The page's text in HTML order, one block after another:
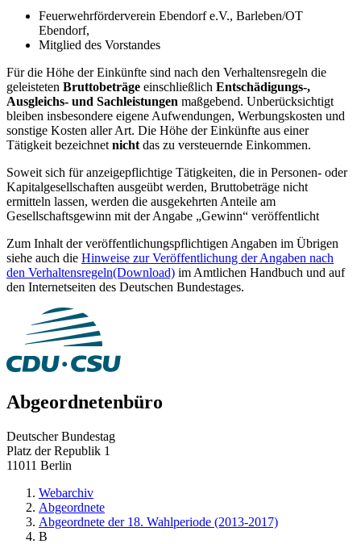
Feuerwehrförderverein Ebendorf e.V., Barleben/OT
Ebendorf,
Mitglied des Vorstandes
Für die Höhe der Einkünfte sind nach den Verhaltensregeln die
geleisteten Bruttobeträge einschließlich Entschädigungs-,
Ausgleichs- und Sachleistungen maßgebend. Unberücksichtigt
bleiben insbesondere eigene Aufwendungen, Werbungskosten und
sonstige Kosten aller Art. Die Höhe der Einkünfte aus einer
Tätigkeit bezeichnet nicht das zu versteuernde Einkommen.
Soweit sich für anzeigepflichtige Tätigkeiten, die in Personen- oder
Kapitalgesellschaften ausgeübt werden, Bruttobeträge nicht
ermitteln lassen, werden die ausgekehrten Anteile am
Gesellschaftsgewinn mit der Angabe „Gewinn“ veröffentlicht
Zum Inhalt der veröffentlichungspflichtigen Angaben im Übrigen
siehe auch die Hinweise zur Veröffentlichung der Angaben nach
den Verhaltensregeln(Download) im Amtlichen Handbuch und auf
den Internetseiten des Deutschen Bundestages.
Abgeordnetenbüro
Deutscher Bundestag
Platz der Republik 1
11011 Berlin
Webarchiv
Abgeordnete
Abgeordnete der 18. Wahlperiode (2013-2017)
B